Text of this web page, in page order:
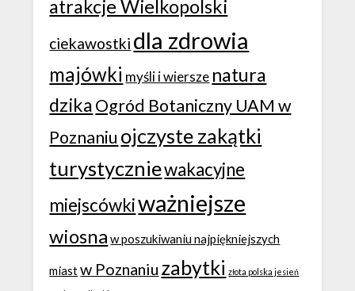
atrakcje Wielkopolski
ciekawostki dla zdrowia
majówki myśli i wiersze natura
dzikaOgród Botaniczny UAM w
Poznaniu ojczyste zakątki
turystyczniewakacyjne
miejscówkiważniejsze
wiosna w poszukiwaniu najpiękniejszych
miastw Poznaniu zabytki złota polska jesień